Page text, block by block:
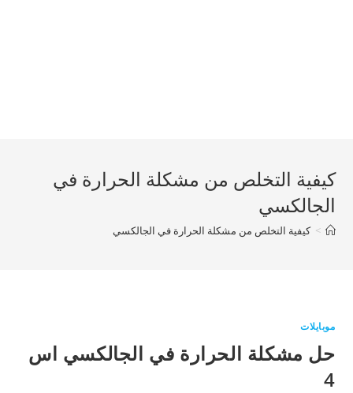
كيفية التخلص من مشكلة الحرارة في
الجالكسي
> كيفية التخلص من مشكلة الحرارة في الجالكسي
موبايلات
حل مشكلة الحرارة في الجالكسي اس
4